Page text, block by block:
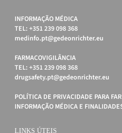
INFORMAÇÃO MÉDICA
TEL: +351 239 098 368
medinfo.pt@gedeonrichter.eu
FARMACOVIGILÂNCIA
TEL: +351 239 098 368
drugsafety.pt@gedeonrichter.eu
POLÍTICA DE PRIVACIDADE PARA
INFORMAÇÃO MÉDICA E
LINKS ÚTEIS